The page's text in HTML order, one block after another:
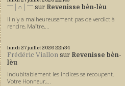
ˉˉˉ│∩│ˉˉˉ sur Revenisse bèn-lèu
Il n'y a malheureusement pas de verdict à
rendre, Maître,...
lundi 27juillet 202622h34
Frédéric Viallon sur Revenisse bèn-
lèu
Indubitablement les indices se recoupent.
Votre Honneur,...